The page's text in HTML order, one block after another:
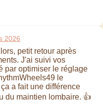
2026
petit retour après
J'ai suivi vos
par optimiser le réglage
le
a fait une différence
du maintien lombaire. 👍